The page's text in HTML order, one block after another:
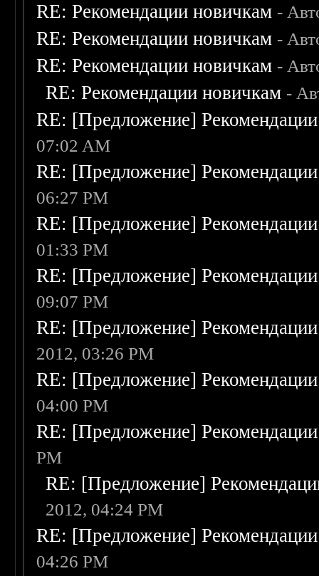
RE: Рекомендации новичкам -
RE: Рекомендации новичкам -
RE: Рекомендации новичкам -
RE: Рекомендации новичкам -
RE: [Предложение]
07:02 AM
RE: [Предложение]
06:27 PM
RE: [Предложение]
01:33 PM
RE: [Предложение]
09:07 PM
RE: [Предложение]
2012, 03:26 PM
RE: [Предложение]
04:00 PM
RE: [Предложение]
PM
RE: [Предложение]
2012, 04:24 PM
RE: [Предложение]
04:26 PM